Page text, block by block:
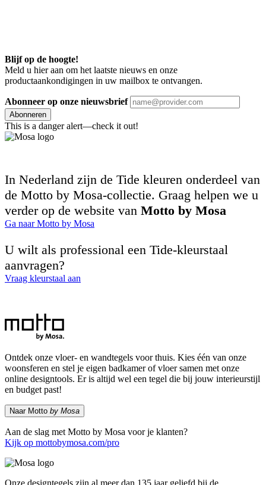
Blijf op de hoogte!
Meld u hier aan om het laatste nieuws en onze
productaankondigingen in uw mailbox te ontvangen.
Abonneer op onze nieuwsbrief
Abonneren
This is a danger alert—check it out!
In Nederland zijn de Tide kleuren onderdeel van
de Motto by Mosa-collectie. Graag helpen we u
verder op de website van Motto by Mosa
Ga naar Motto by Mosa
U wilt als professional een Tide-kleurstaal
aanvragen?
Vraag kleurstaal aan
Ontdek onze vloer- en wandtegels voor thuis. Kies één van onze
woonsferen en stel je eigen badkamer of vloer samen met onze
online designtools. Er is altijd wel een tegel die bij jouw interieurstijl
en budget past!
Naar Motto by Mosa
Aan de slag met Motto by Mosa voor je klanten?
Kijk op mottobymosa.com/pro
Onze designtegels zijn al meer dan 135 jaar geliefd bij de